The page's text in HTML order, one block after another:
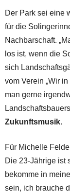
Der Park sei eine
für die
Nachbarschaft.
los ist, wenn die
sich
vom Verein „Wir
man gerne
Zukunftsmusik.
Für Michelle
Die 23-Jährige ist
bekomme in
sein, ich brauche